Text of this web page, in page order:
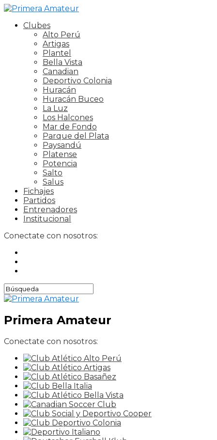
Clubes
Alto Perú
Artigas
Plantel
Bella Vista
Canadian
Deportivo Colonia
Huracán
Huracán Buceo
La Luz
Los Halcones
Mar de Fondo
Parque del Plata
Paysandú
Platense
Potencia
Salto
Salus
Fichajes
Partidos
Entrenadores
Institucional
Conectate con nosotros:
Primera Amateur
Conectate con nosotros: